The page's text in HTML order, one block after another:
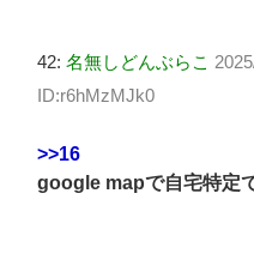
42: 名無しどんぶらこ
ID:r6hMzMJk0
>>16
google mapで自宅特定